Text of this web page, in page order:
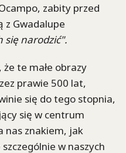
zabity przed
z Gwadalupe
się narodzić".
te małe obrazy
prawie 500 lat,
się do tego stopnia,
się w centrum
nas znakiem, jak
w naszych